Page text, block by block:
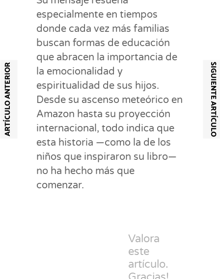
especialmente en tiempos
donde cada vez más familias
buscan formas de educación
que abracen la importancia de
la emocionalidad y
espiritualidad de sus hijos.
Desde su ascenso meteórico en
Amazon hasta su proyección
internacional, todo indica que
esta historia —como la de los
niños que inspiraron su libro—
no ha hecho más que
comenzar.
Valora
este
artículo.
ARTÍCULO ANTERIOR SIGUIENTE ARTÍCULO